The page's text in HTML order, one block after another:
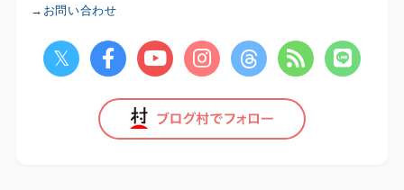
→ お問い合わせ